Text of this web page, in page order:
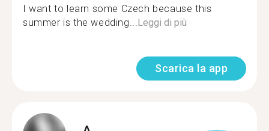
I want to learn some Czech because this
summer is the wedding...Leggi di più
Scarica la app